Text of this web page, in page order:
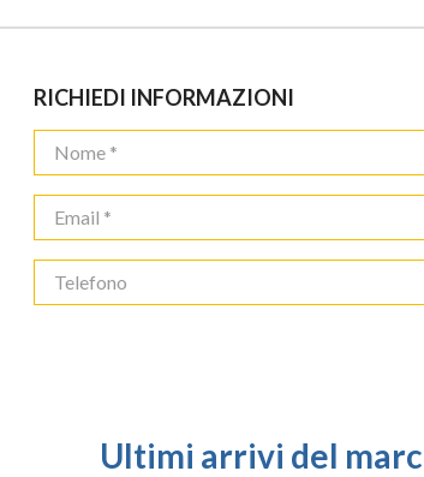
RICHIEDI INFORMAZIONI
Ultimi arrivi del